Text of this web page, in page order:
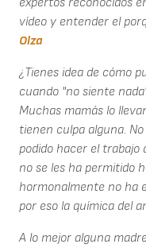
expertos reconocidos
vídeo y entender el
Olza
¿Tienes idea de cómo
cuando "no siente
Muchas mamás lo
tienen culpa alguna.
podido hacer el trabajo
no se les ha permitido
hormonalmente no ha
por eso la química del
A lo mejor alguna